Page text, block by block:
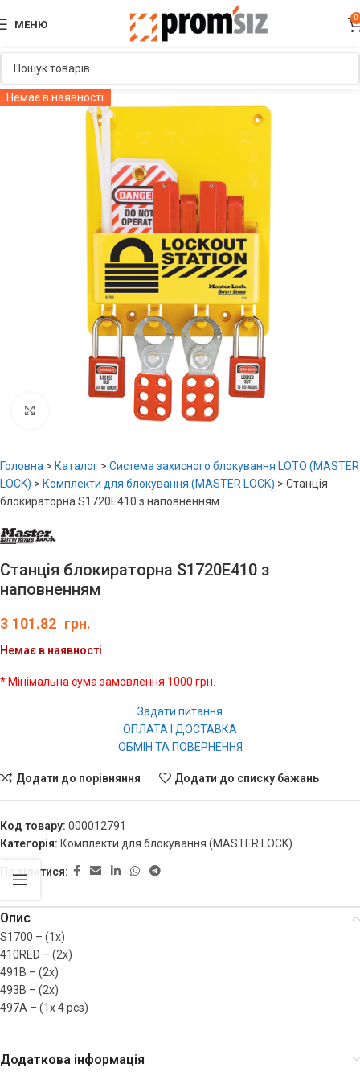
МЕНЮ
0
Немає в наявності
Головна > Каталог > Система захисного блокування LOTO (MASTER
LOCK) > Комплекти для блокування (MASTER LOCK) > Станція
блокираторна S1720E410 з наповненням
Станція блокираторна S1720E410 з
наповненням
3 101.82 грн.
Немає в наявності
* Мінімальна сума замовлення 1000 грн.
Задати питання
ОПЛАТА І ДОСТАВКА
ОБМІН ТА ПОВЕРНЕННЯ
Додати до порівняння Додати до списку бажань
Код товару: 000012791
Категорія: Комплекти для блокування (MASTER LOCK)
Поділитися:
Опис
S1700 – (1x)
410RED – (2x)
491B – (2x)
493B – (2x)
497A – (1x 4 pcs)
Додаткова інформація